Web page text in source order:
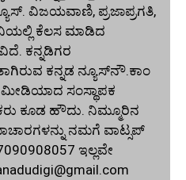
ವಿಜಯವಾಣಿ, ಪ್ರಜಾಪ್ರಗತಿ,
ಕೆಲಸ ಮಾಡಿದ
ಕನ್ನಡಿಗರ
ಕನ್ನಡ ನ್ಯೂಸ್‌ನೌ.ಕಾಂ
ಸಂಸ್ಥಾಪಕ
ಕೂಡ ಹೌದು. ನಿಮ್ಮೂರಿನ
ನಮಗೆ ವಾಟ್ಸಪ್‌
ಇಲ್ಲವೇ